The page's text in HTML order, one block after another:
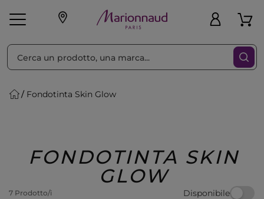
Make-up Profumi
Regalo
Fondotinta Skin Glow
FONDOTINTA SKIN
GLOW
7 Prodotto/i Disponibile
Ordina per Filtra